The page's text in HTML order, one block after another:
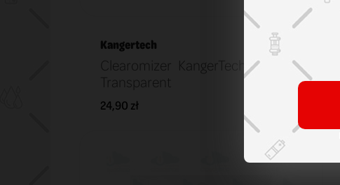
Kangertech
Clearomizer KangerTech EGO T2
Transparent
24,90 zł